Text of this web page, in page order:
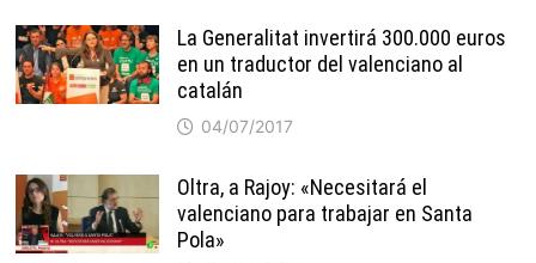
La Generalitat invertirá 300.000 euros
en un traductor del valenciano al
catalán
04/07/2017
Oltra, a Rajoy: «Necesitará el
valenciano para trabajar en Santa
Pola»